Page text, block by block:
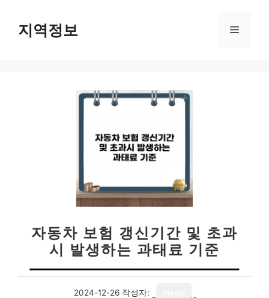
지역정보 메
자동차 보험 갱신기간 및 초과
시 발생하는 과태료 기준
2024-12-26 작성자: